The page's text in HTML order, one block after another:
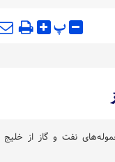
پ
نفت و گاز از خلیج